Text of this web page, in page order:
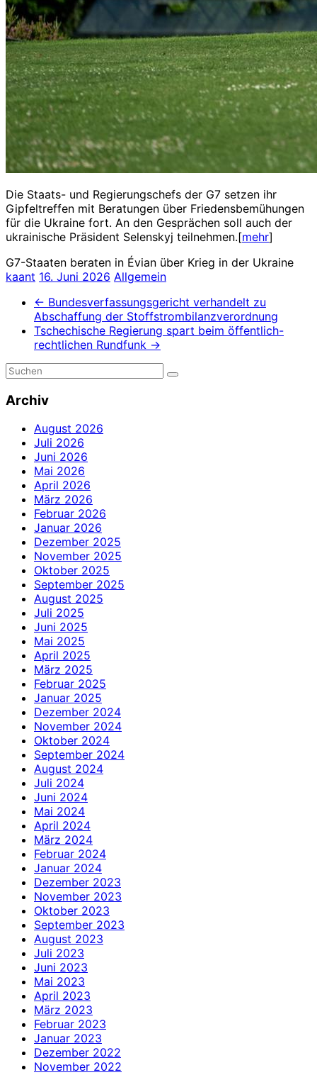
Die Staats- und Regierungschefs der G7 setzen ihr
Gipfeltreffen mit Beratungen über Friedensbemühungen
für die Ukraine fort. An den Gesprächen soll auch der
ukrainische Präsident Selenskyj teilnehmen.[mehr]
G7-Staaten beraten in Évian über Krieg in der Ukraine
kaant 16. Juni 2026 Allgemein
← Bundesverfassungsgericht verhandelt zu
Abschaffung der Stoffstrombilanzverordnung
Tschechische Regierung spart beim öffentlich-
rechtlichen Rundfunk →
Archiv
August 2026
Juli 2026
Juni 2026
Mai 2026
April 2026
März 2026
Februar 2026
Januar 2026
Dezember 2025
November 2025
Oktober 2025
September 2025
August 2025
Juli 2025
Juni 2025
Mai 2025
April 2025
März 2025
Februar 2025
Januar 2025
Dezember 2024
November 2024
Oktober 2024
September 2024
August 2024
Juli 2024
Juni 2024
Mai 2024
April 2024
März 2024
Februar 2024
Januar 2024
Dezember 2023
November 2023
Oktober 2023
September 2023
August 2023
Juli 2023
Juni 2023
Mai 2023
April 2023
März 2023
Februar 2023
Januar 2023
Dezember 2022
November 2022